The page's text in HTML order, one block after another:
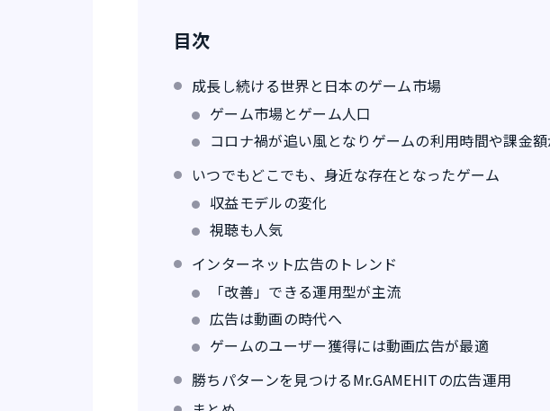
目次
成長し続ける世界と日本のゲーム市場
ゲーム市場とゲーム人口
コロナ禍が追い風となりゲームの利用時間や課金
いつでもどこでも、身近な存在となったゲーム
収益モデルの変化
視聴も人気
インターネット広告のトレンド
「改善」できる運用型が主流
広告は動画の時代へ
ゲームのユーザー獲得には動画広告が最適
勝ちパターンを見つけるMr.GAMEHITの広告運用